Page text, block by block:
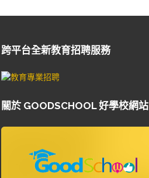
跨平台全新教育招聘服務
關於 GOODSCHOOL 好學校網站